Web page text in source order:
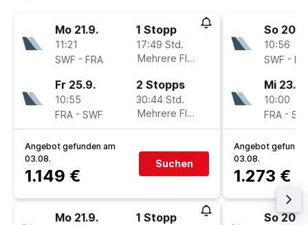
Mo 21.9.
11:21
SWF - FRA
1 Stopp
17:49 Std.
Mehrere Fluglinien
Fr 25.9.
10:55
FRA - SWF
2 Stopps
30:44 Std.
Mehrere Fluglinien
Angebot gefunden am
03.08.
1.149 €
Suchen
Mo 21.9. 1 Stopp
So 20.9.
10:56
SWF -
Mi 23.9.
10:00
FRA -
Angebot
03.08.
1.273 €
So 20.9.